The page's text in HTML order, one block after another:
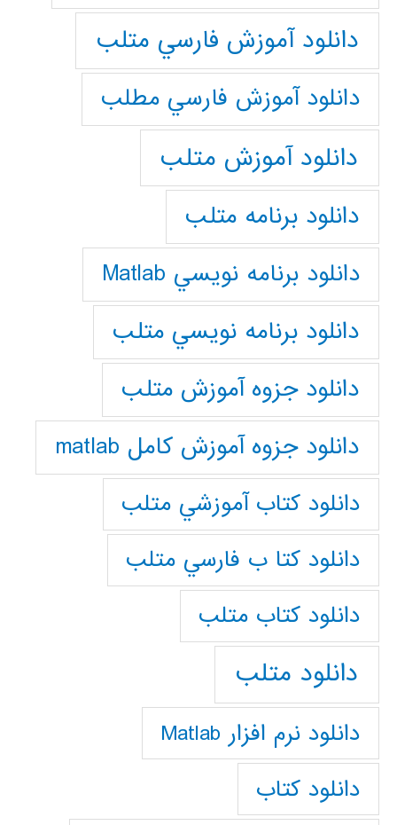
دانلود آموزش فارسي متلب
دانلود آموزش فارسي مطلب
دانلود آموزش متلب
دانلود برنامه متلب
دانلود برنامه نويسي Matlab
دانلود برنامه نويسي متلب
دانلود جزوه آموزش متلب
دانلود جزوه آموزش کامل matlab
دانلود كتاب آموزشي متلب
دانلود كتا ب فارسي متلب
دانلود كتاب متلب
دانلود متلب
دانلود نرم افزار Matlab
دانلود کتاب